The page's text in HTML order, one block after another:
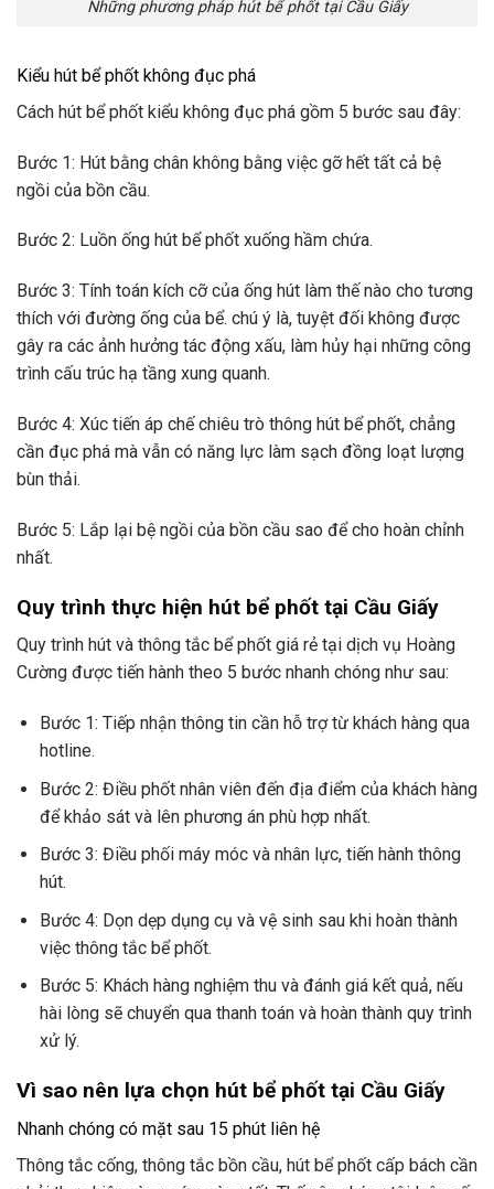
Những phương pháp hút bể phốt tại Cầu Giấy
Kiểu hút bể phốt không đục phá
Cách hút bể phốt kiểu không đục phá gồm 5 bước sau đây:
Bước 1: Hút bằng chân không bằng việc gỡ hết tất cả bệ
ngồi của bồn cầu.
Bước 2: Luồn ống hút bể phốt xuống hầm chứa.
Bước 3: Tính toán kích cỡ của ống hút làm thế nào cho tương
thích với đường ống của bể. chú ý là, tuyệt đối không được
gây ra các ảnh hưởng tác động xấu, làm hủy hại những công
trình cấu trúc hạ tầng xung quanh.
Bước 4: Xúc tiến áp chế chiêu trò thông hút bể phốt, chẳng
cần đục phá mà vẫn có năng lực làm sạch đồng loạt lượng
bùn thải.
Bước 5: Lắp lại bệ ngồi của bồn cầu sao để cho hoàn chỉnh
nhất.
Quy trình thực hiện hút bể phốt tại Cầu Giấy
Quy trình hút và thông tắc bể phốt giá rẻ tại dịch vụ Hoàng
Cường được tiến hành theo 5 bước nhanh chóng như sau:
Bước 1: Tiếp nhận thông tin cần hỗ trợ từ khách hàng qua
hotline.
Bước 2: Điều phốt nhân viên đến địa điểm của khách hàng
để khảo sát và lên phương án phù hợp nhất.
Bước 3: Điều phối máy móc và nhân lực, tiến hành thông
hút.
Bước 4: Dọn dẹp dụng cụ và vệ sinh sau khi hoàn thành
việc thông tắc bể phốt.
Bước 5: Khách hàng nghiệm thu và đánh giá kết quả, nếu
hài lòng sẽ chuyển qua thanh toán và hoàn thành quy trình
xử lý.
Vì sao nên lựa chọn hút bể phốt tại Cầu Giấy
Nhanh chóng có mặt sau 15 phút liên hệ
Thông tắc cống, thông tắc bồn cầu, hút bể phốt cấp bách cần